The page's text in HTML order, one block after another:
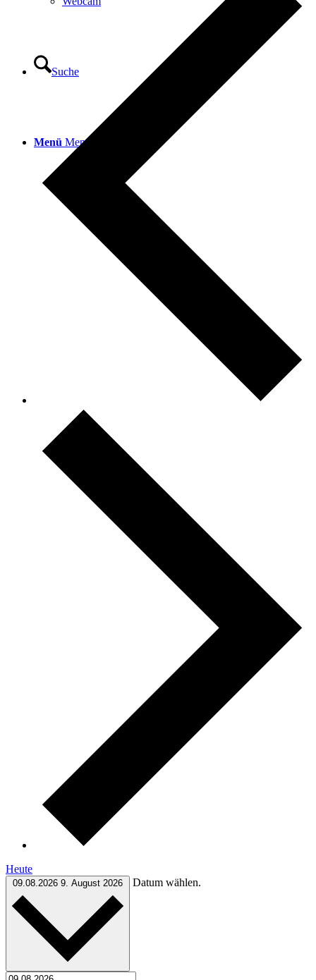
Suche
Menü Menü
Heute
09.08.2026 9. August 2026 Datum wählen.